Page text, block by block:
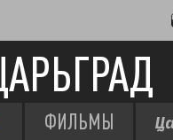
ФИЛЬМЫ